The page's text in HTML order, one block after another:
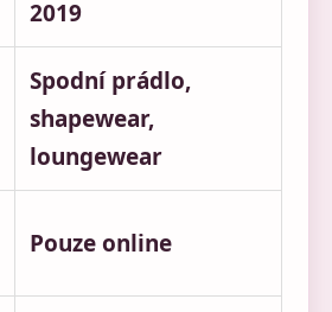
2019
Spodní prádlo,
shapewear,
loungewear
Pouze online